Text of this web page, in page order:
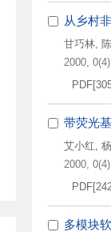
从乡村
甘巧林,
2000,
PDF[
带荧光
艾小红,
2000,
PDF[
多模块